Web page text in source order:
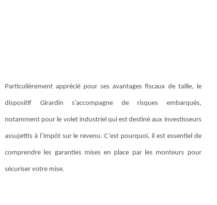
Particulièrement apprécié pour ses avantages fiscaux de taille, le
dispositif Girardin s’accompagne de risques embarqués,
notamment pour le volet industriel qui est destiné aux investisseurs
assujettis à l’impôt sur le revenu. C’est pourquoi, il est essentiel de
comprendre les garanties mises en place par les monteurs pour
sécuriser votre mise.